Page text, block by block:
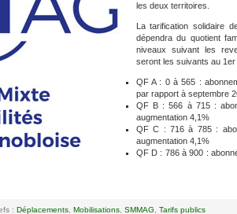
les deux territoires.
La tarification solidaire
dépendra du quotient
niveaux suivant les
seront les suivants au
QF A : 0 à 565 :
par rapport à septembre
QF B : 566 à 715 :
augmentation 4,1%
QF C : 716 à 785 :
augmentation 4,1%
QF D : 786 à 900 :
: Déplacements, Mobilisations, SMMAG Tarifs publics